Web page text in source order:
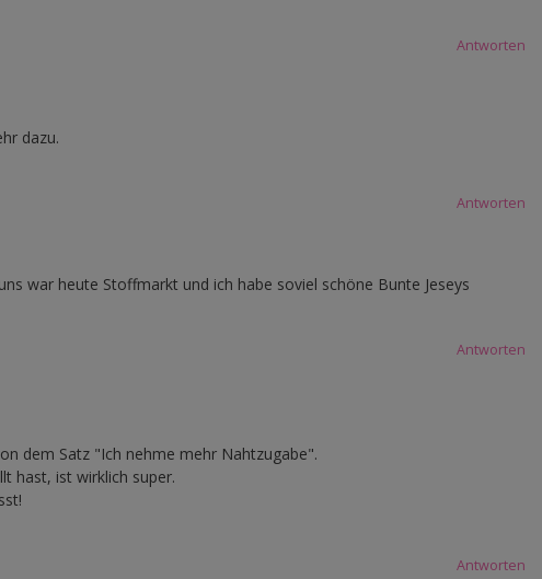
Antworten
dazu.
Antworten
war heute Stoffmarkt und ich habe soviel schöne Bunte Jeseys
Antworten
dem Satz "Ich nehme mehr Nahtzugabe".
hast, ist wirklich super.
Antworten